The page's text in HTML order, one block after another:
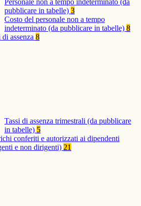
Personale non a tempo indeterminato (da
pubblicare in tabelle) 3
Costo del personale non a tempo
indeterminato (da pubblicare in tabelle) 8
di assenza 8
Tassi di assenza trimestrali (da pubblicare
in tabelle) 5
conferiti e autorizzati ai dipendenti
e non dirigenti) 21